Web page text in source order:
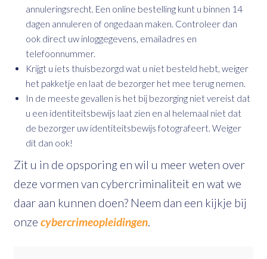
annuleringsrecht. Een online bestelling kunt u binnen 14
dagen annuleren of ongedaan maken. Controleer dan
ook direct uw inloggegevens, emailadres en
telefoonnummer.
Krijgt u iets thuisbezorgd wat u niet besteld hebt, weiger
het pakketje en laat de bezorger het mee terug nemen.
In de meeste gevallen is het bij bezorging niet vereist dat
u een identiteitsbewijs laat zien en al helemaal niet dat
de bezorger uw identiteitsbewijs fotografeert. Weiger
dit dan ook!
Zit u in de opsporing en wil u meer weten over
deze vormen van cybercriminaliteit en wat we
daar aan kunnen doen? Neem dan een kijkje bij
onze cybercrimeopleidingen.